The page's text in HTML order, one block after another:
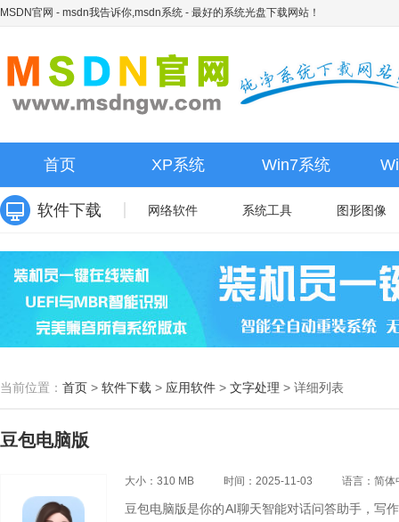
MSDN官网 - msdn我告诉你,msdn系统 - 最好的系统光盘下载网站！
首页 XP系统 Win7系统
软件下载 网络软件 系统工具 图形图像
当前位置： 首页 > 软件下载 > 应用软件 > 文字处理 > 详细列表
豆包电脑版
大小：310 MB 时间：2025-11-03 语言：简体
豆包电脑版是你的AI聊天智能对话问答助手，写